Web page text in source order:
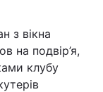
з вікна
на подвір’я,
клубу